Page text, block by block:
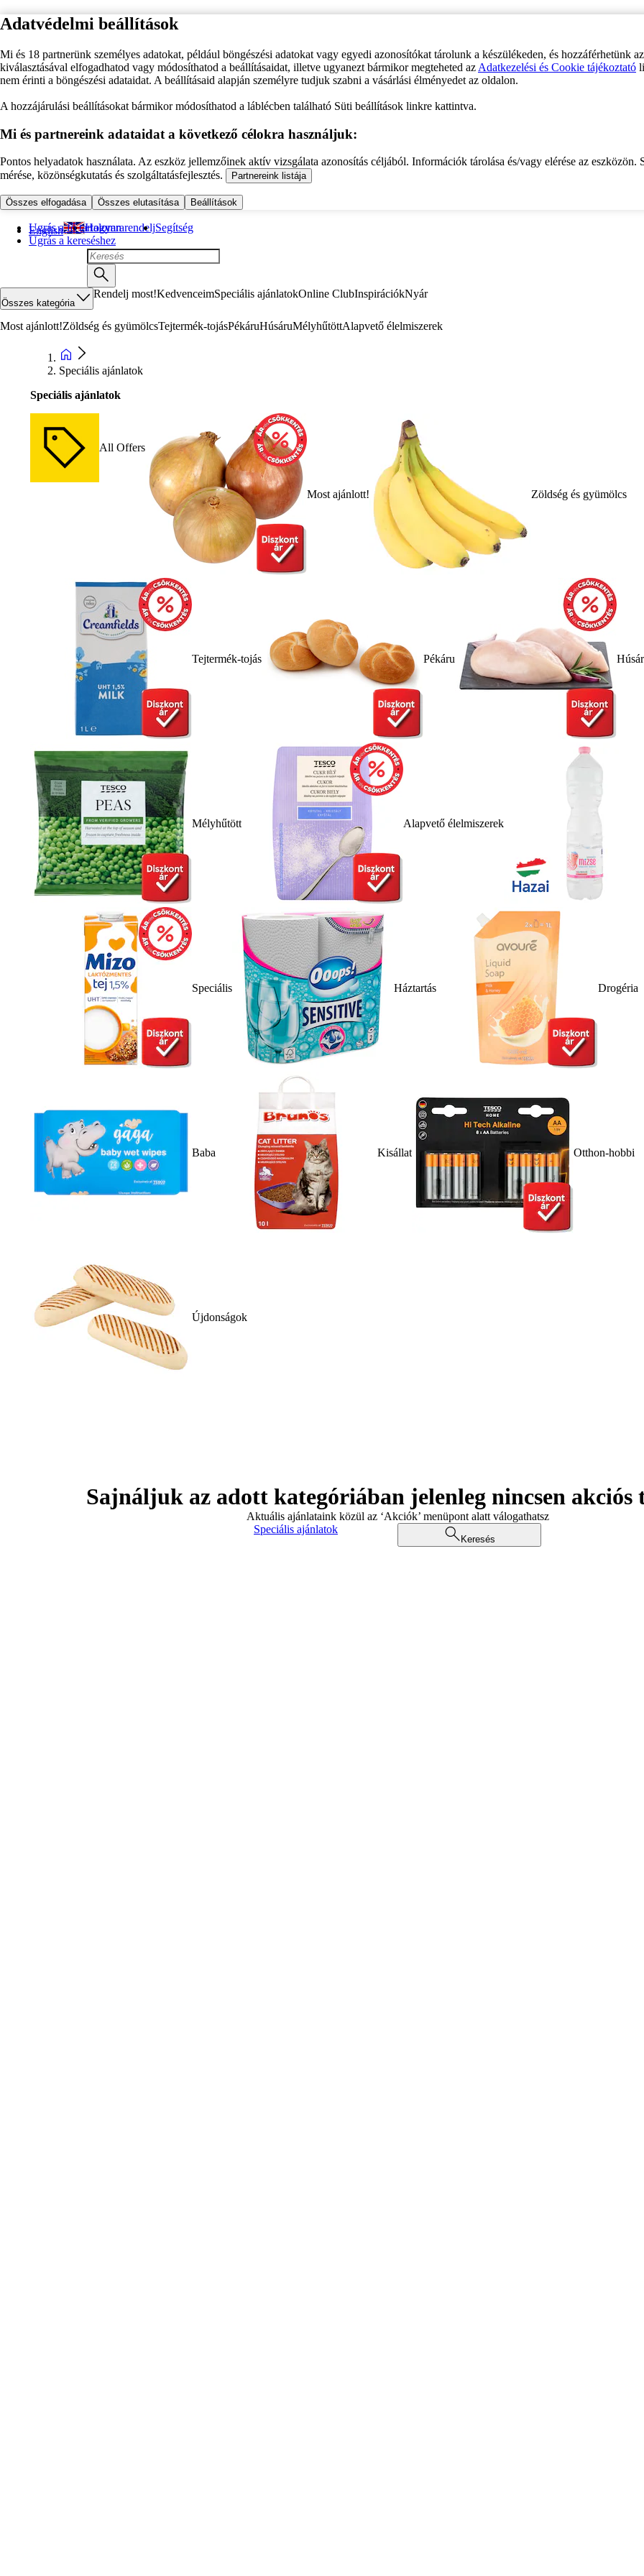
Adatvédelmi beállítások
Mi és 18 partnerünk személyes adatokat, például böngészési adatokat vagy egyedi azonosítókat tárolunk a készülékeden, és hozzáférhetünk
kiválasztásával elfogadhatod vagy módosíthatod a beállításaidat, illetve ugyanezt bármikor megteheted az Adatkezelési és Cookie tájékoztató
nem érinti a böngészési adataidat. A beállításaid alapján személyre tudjuk szabni a vásárlási élményedet az oldalon.
A hozzájárulási beállításokat bármikor módosíthatod a láblécben található Süti beállítások linkre kattintva.
Mi és partnereink adataidat a következő célokra használjuk:
Pontos helyadatok használata. Az eszköz jellemzőinek aktív vizsgálata azonosítás céljából. Információk tárolása és/vagy elérése az eszközön.
mérése, közönségkutatás és szolgáltatásfejlesztés.
Partnereink listája
Összes elfogadása Összes elutasítása Beállítások
Ugrás a fő tartalomra
Ugrás a kereséshez
English Hogyan rendeljSegítség
Összes kategória
Rendelj most!KedvenceimSpeciális ajánlatokOnline ClubInspirációkNyár
Most ajánlott!Zöldség és gyümölcsTejtermék-tojásPékáruHúsáruMélyhűtöttAlapvető élelmiszerek
Speciális ajánlatok
Speciális ajánlatok
All Offers
Most ajánlott! Zöldség és gyümölcs
Tejtermék-tojás Pékáru
Mélyhűtött Alapvető élelmiszerek
Speciális Háztartás Drogéria
Baba Kisállat Otthon-hobbi
Újdonságok
Sajnáljuk az adott kategóriában jelenleg nincsen akciós
Aktuális ajánlataink közül az ‘Akciók’ menüpont alatt válogathatsz
Speciális ajánlatok
Keresés